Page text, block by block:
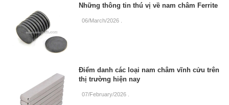
Những thông tin thú vị về nam châm Ferrite
06/March/2026
Điểm danh các loại nam châm vĩnh cửu trên
thị trường hiện nay
07/February/2026